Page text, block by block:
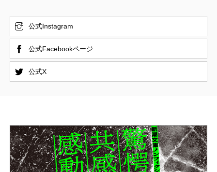
公式Instagram
公式Facebookページ
公式X